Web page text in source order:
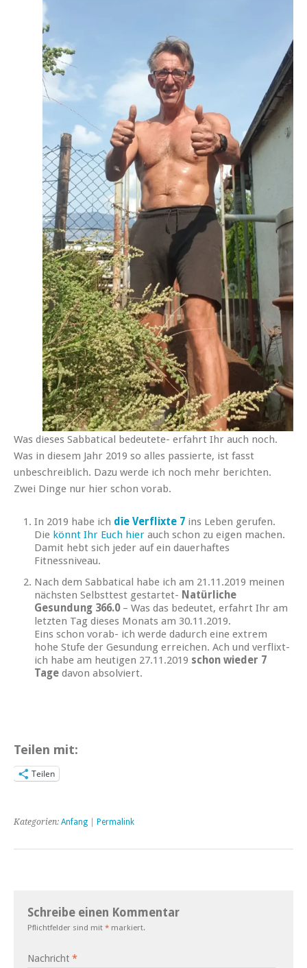
Was dieses Sabbatical bedeutete- erfahrt Ihr auch noch.
Was in diesem Jahr 2019 so alles passierte, ist fasst
unbeschreiblich. Dazu werde ich noch mehr berichten.
Zwei Dinge nur hier schon vorab.
In 2019 habe ich die Verflixte 7 ins Leben gerufen.
Die könnt Ihr Euch hier auch schon zu eigen machen.
Damit hebt sich jeder auf ein dauerhaftes
Fitnessniveau.
Nach dem Sabbatical habe ich am 21.11.2019 meinen
nächsten Selbsttest gestartet- Natürliche
Gesundung 366.0– Was das bedeutet, erfahrt Ihr am
letzten Tag dieses Monats am 30.11.2019.
Eins schon vorab- ich werde dadurch eine extrem
hohe Stufe der Gesundung erreichen. Ach und verflixt-
ich habe am heutigen 27.11.2019 schon wieder 7
Tage davon absolviert.
Teilen mit:
Teilen
Kategorien: Anfang Permalink
Schreibe einen Kommentar
Pflichtfelder sind mit * markiert.
Nachricht *